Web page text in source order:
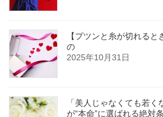
【プツンと糸が切れる
の
2025年10月31日
「美人じゃなくても若
が“本命”に選ばれる絶対